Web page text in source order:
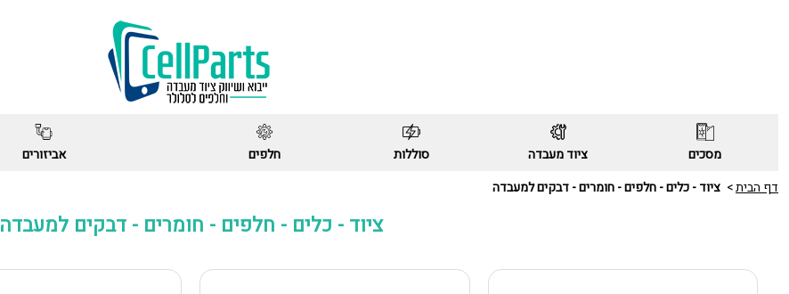
מסכים ציוד מעבדה סוללות חלפים אביזורים
דף הבית
ציוד - כלים - חלפים - חומרים - דבקים למעבדה
ציוד - כלים - חלפים - חומרים - דבקים למעבדה